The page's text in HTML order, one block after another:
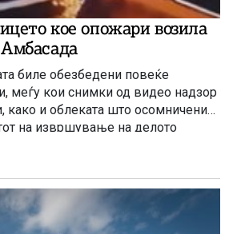
кое опожари возила
биле обезбедени повеќе
меѓу кои снимки од видео надзор
како и облеката што осомничениот
на извршување на делото